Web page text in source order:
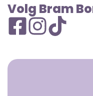
Volg Bram